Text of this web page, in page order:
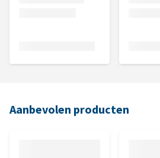
Aanbevolen producten